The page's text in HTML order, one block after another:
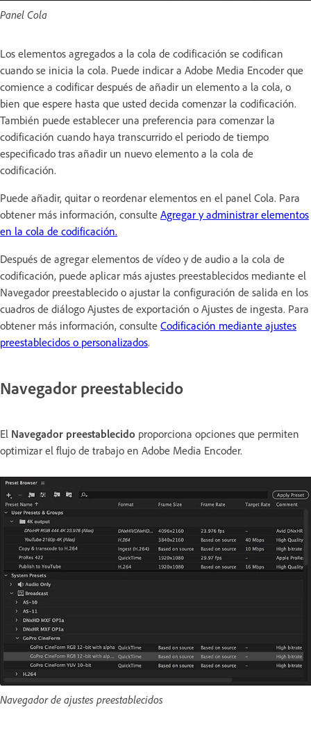
Panel Cola
Los elementos agregados a la cola de codificación se codifican
cuando se inicia la cola. Puede indicar a Adobe Media Encoder que
comience a codificar después de añadir un elemento a la cola, o
bien que espere hasta que usted decida comenzar la codificación.
También puede establecer una preferencia para comenzar la
codificación cuando haya transcurrido el periodo de tiempo
especificado tras añadir un nuevo elemento a la cola de
codificación.
Puede añadir, quitar o reordenar elementos en el panel Cola. Para
obtener más información, consulte Agregar y administrar elementos
en la cola de codificación.
Después de agregar elementos de vídeo y de audio a la cola de
codificación, puede aplicar más ajustes preestablecidos mediante el
Navegador preestablecido o ajustar la configuración de salida en los
cuadros de diálogo Ajustes de exportación o Ajustes de ingesta. Para
obtener más información, consulte Codificación mediante ajustes
preestablecidos o personalizados.
Navegador preestablecido
El Navegador preestablecido proporciona opciones que permiten
optimizar el flujo de trabajo en Adobe Media Encoder.
Navegador de ajustes preestablecidos